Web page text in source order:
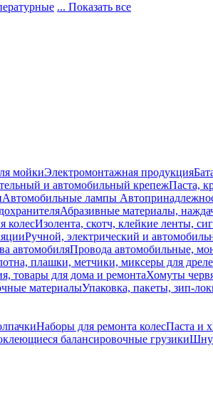
... Показать все
мойкиЭлектромонтажная продукция
и автомобильный крепежПаста,
Автомобильные лампы
Абразивные материалы,
колесИзолента, скотч, клейкие ленты,
Ручной, электрический и
автомобиляПровода автомобильные,
плашки, метчики, миксеры для
товары для дома и ремонтаХомуты
материалыУпаковка, пакеты, зип-
Наборы для ремонта колесПаста и
балансировочные грузики